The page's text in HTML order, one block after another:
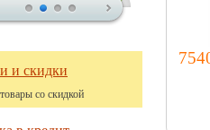
и скидки
со скидкой